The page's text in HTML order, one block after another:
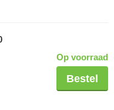
Op voorraad
Bestel